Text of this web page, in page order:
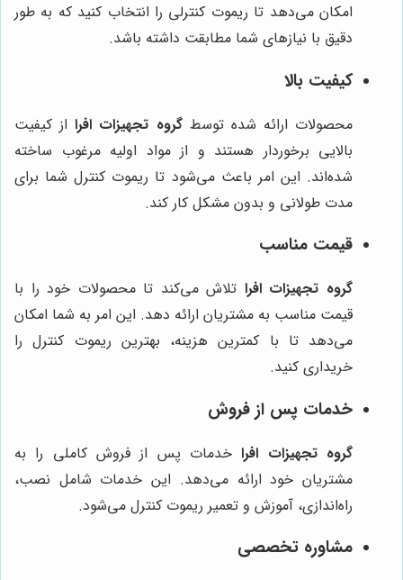
امکان می‌دهد تا ریموت کنترلی را انتخاب کنید که به طور
دقیق با نیازهای شما مطابقت داشته باشد.
کیفیت بالا
محصولات ارائه شده توسطگروه تجهیزات افرااز کیفیت
بالایی برخوردار هستند و از مواد اولیه مرغوب ساخته
شده‌اند. این امر باعث می‌شود تا ریموت کنترل شما برای
مدت طولانی و بدون مشکل کار کند.
قیمت مناسب
گروه تجهیزات افرا تلاش می‌کند تا محصولات خود را با
قیمت مناسب به مشتریان ارائه دهد. این امر به شما امکان
می‌دهد تا با کمترین هزینه، بهترین ریموت کنترل را
خریداری کنید.
خدمات پس از فروش
گروه تجهیزات افراخدمات پس از فروش کاملی را به
مشتریان خود ارائه می‌دهد. این خدمات شامل نصب،
راه‌اندازی، آموزش و تعمیر ریموت کنترل می‌شود.
مشاوره تخصصی